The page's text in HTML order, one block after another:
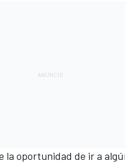
la oportunidad de ir a